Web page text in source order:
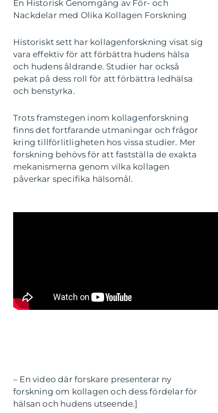
En Historisk Genomgång av För- och
Nackdelar med Olika Kollagen Forskning
Historiskt sett har kollagenforskning visat sig
vara effektiv för att förbättra hudens hälsa
och hudens åldrande. Studier har också
pekat på dess roll för att förbättra ledhälsa
och benstyrka.
Trots framstegen inom kollagenforskning
finns det fortfarande utmaningar och frågor
kring tillförlitligheten hos vissa studier. Mer
forskning behövs för att fastställa de exakta
mekanismerna genom vilka kollagen
påverkar specifika hälsomål.
– En video där forskare presenterar ny
forskning om kollagen och dess fördelar för
hälsan och hudens utseende.]